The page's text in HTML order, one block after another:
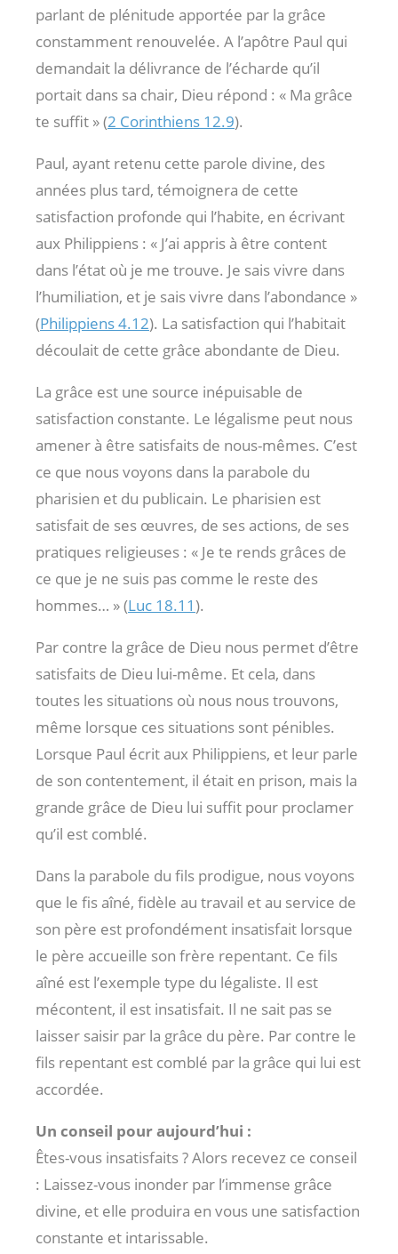
parlant de plénitude apportée par la grâce
constamment renouvelée. A l’apôtre Paul qui
demandait la délivrance de l’écharde qu’il
portait dans sa chair, Dieu répond : « Ma grâce
te suffit » (2 Corinthiens 12.9).
Paul, ayant retenu cette parole divine, des
années plus tard, témoignera de cette
satisfaction profonde qui l’habite, en écrivant
aux Philippiens : « J’ai appris à être content
dans l’état où je me trouve. Je sais vivre dans
l’humiliation, et je sais vivre dans l’abondance »
(Philippiens 4.12). La satisfaction qui l’habitait
découlait de cette grâce abondante de Dieu.
La grâce est une source inépuisable de
satisfaction constante. Le légalisme peut nous
amener à être satisfaits de nous-mêmes. C’est
ce que nous voyons dans la parabole du
pharisien et du publicain. Le pharisien est
satisfait de ses œuvres, de ses actions, de ses
pratiques religieuses : « Je te rends grâces de
ce que je ne suis pas comme le reste des
hommes… » (Luc 18.11).
Par contre la grâce de Dieu nous permet d’être
satisfaits de Dieu lui-même. Et cela, dans
toutes les situations où nous nous trouvons,
même lorsque ces situations sont pénibles.
Lorsque Paul écrit aux Philippiens, et leur parle
de son contentement, il était en prison, mais la
grande grâce de Dieu lui suffit pour proclamer
qu’il est comblé.
Dans la parabole du fils prodigue, nous voyons
que le fis aîné, fidèle au travail et au service de
son père est profondément insatisfait lorsque
le père accueille son frère repentant. Ce fils
aîné est l’exemple type du légaliste. Il est
mécontent, il est insatisfait. Il ne sait pas se
laisser saisir par la grâce du père. Par contre le
fils repentant est comblé par la grâce qui lui est
accordée.
Un conseil pour aujourd’hui :
Êtes-vous insatisfaits ? Alors recevez ce conseil
: Laissez-vous inonder par l’immense grâce
divine, et elle produira en vous une satisfaction
constante et intarissable.